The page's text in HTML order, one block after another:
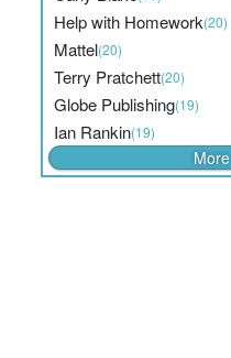
Help with Homework(20)
Mattel(20)
Terry Pratchett(20)
Globe Publishing(19)
Ian Rankin(19)
More